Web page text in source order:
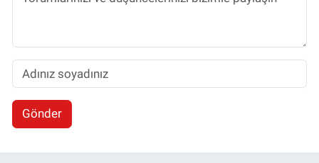
Gönder